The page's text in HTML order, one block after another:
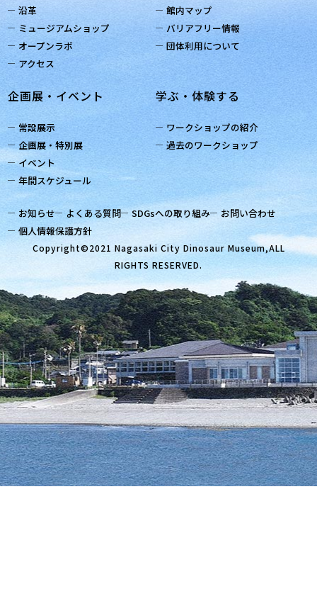
沿革
ミュージアムショップ
オープンラボ
アクセス
館内マップ
バリアフリー情報
団体利用について
企画展・イベント
常設展示
企画展・特別展
イベント
年間スケジュール
学ぶ・体験する
ワークショップの紹介
過去のワークショップ
お知らせ よくある質問 SDGsへの取り組み
お問い合わせ
個人情報保護方針
Copyright©2021 Nagasaki City Dinosaur Museum,ALL
RIGHTS RESERVED.